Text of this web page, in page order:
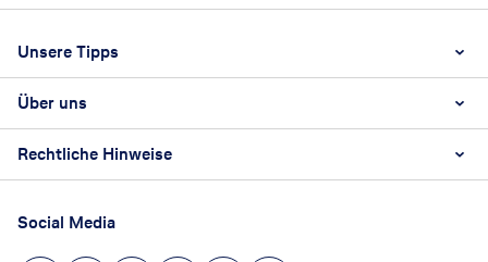
Unsere Tipps
Beste Reisezeit
Über uns
Karriere
Reisebüro Franchise-Partner werden
Unsere Unternehmenswerte
Rechtliche Hinweise
AGB
Social Media